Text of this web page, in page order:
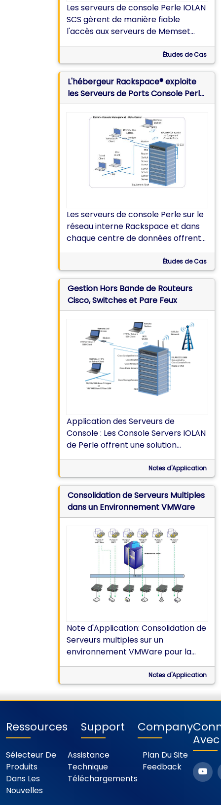
Les serveurs de console Perle IOLAN
SCS gèrent de manière fiable
l'accès aux serveurs de Memset
Hosting
Études de Cas
L'hébergeur Rackspace® exploite
les Serveurs de Ports Console Perle
pour la préconfiguration de centres
informatiques et le dépannage
Les serveurs de console Perle sur le
réseau interne Rackspace et dans
chaque centre de données offrent
des capacités de préconfiguration
Études de Cas
Gestion Hors Bande de Routeurs
Cisco, Switches et Pare Feux
Application des Serveurs de
Console : Les Console Servers IOLAN
de Perle offrent une solution
d’administration OoB pour les
équipements Cisco en cas de panne
du réseau.
Notes d'Application
Consolidation de Serveurs Multiples
dans un Environnement VMWare
Note d'Application: Consolidation de
Serveurs multiples sur un
environnement VMWare pour la
communication avec des
équipements série directement
rattachés
Notes d'Application
Ressources
Sélecteur De
Produits
Dans Les
Nouvelles
Support
Assistance
Technique
Téléchargements
Company
Plan Du Site
Feedback